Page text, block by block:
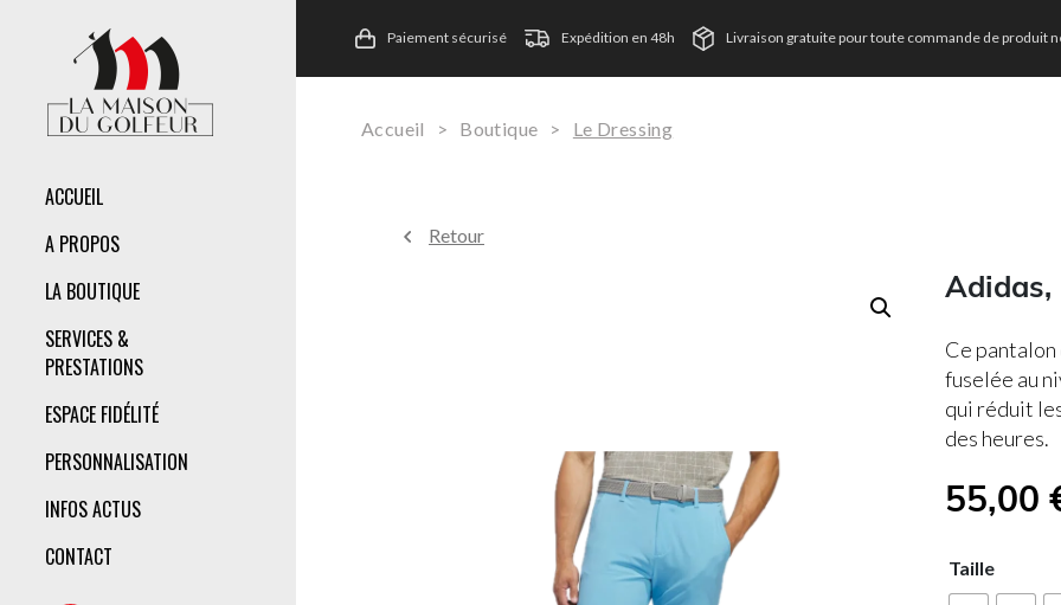
ACCUEIL
A PROPOS
LA BOUTIQUE
SERVICES &
PRESTATIONS
ESPACE FIDÉLITÉ
PERSONNALISATION
INFOS ACTUS
CONTACT
Paiement sécurisé Expédition en 48h Livraison gratuite pour toute commande de produit
Accueil > Boutique > Le Dressing
Retour
Adidas,
Ce
fuselée au
qui réduit
des heures.
55,00
Taille